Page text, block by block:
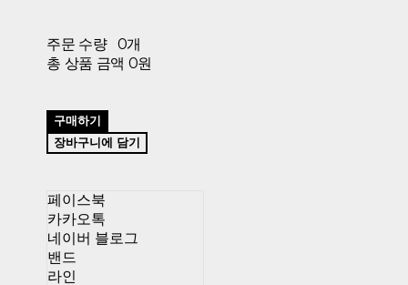
주문 수량
0개
총 상품 금액 0원
구매하기
장바구니에 담기
페이스북
카카오톡
네이버 블로그
밴드
라인